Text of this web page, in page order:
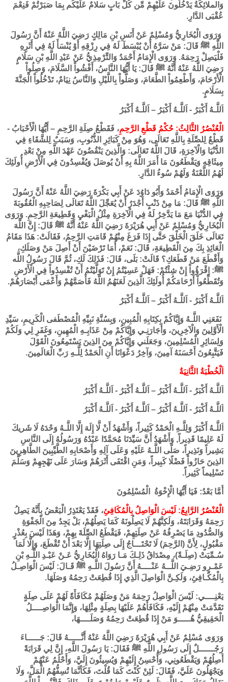
وَالملائِكَةُ يَدْخُلُونَ عَلَيْهِمْ مِّن كُلِّ بَابٍ سَلامٌ عَلَيْكُم بِمَا صَبَرْتُمْ فَنِعْمَ
عُقْبَى الدَّارِ.
وَرَوَى الْبُخَارِيُّ وَمُسْلِمٌ عَنْ أَنَسِ بْنِ مَالِكٍ رَضِيَ اللَّهُ عَنْهُ أَنَّ رَسُولَ
اللَّهِ ﷺ قَالَ: مَنْ سَرَّهُ أَنْ يُبْسَطَ لَهُ فِي رِزْقِهِ أَوْ يُنْسَأَ لَهُ فِي أَثَرِهِ
فَلْيَصِلْ رَحِمَهُ. وَرَوَى الْإِمَامُ أَحْمَدُ وَالتِّرْمِذِيُّ عَنْ عَبْدِ اللَّهِ بْنِ سَلَامٍ
رَضِيَ اللَّهُ عَنْهُ أَنَّهُ ﷺ قَالَ: يَا أَيُّهَا النَّاسُ، أَفْشُواْ السَّلَامَ، وَصِلُواْ
الْأَرْحَامَ، وَأَطْعِمُواْ الطَّعَامَ، وَصَلُّواْ بِاللَّيْلِ وَالنَّاسُ نِيَامٌ، تَدْخُلُواْ الْجَنَّةَ
بِسَلَامٍ.
اَللَّـهُ أَكْبَرُ - اَللَّـهُ أَكْبَرُ – اَللَّـهُ أَكْبَرُ
الْعُنْصُرُ الثَّالِثُ: حُكْمُ قَطْعِ الرَّحِمِ، فَقَطْعُ صِلَةِ الرَّحِمِ – أَيُّهَا الْأَحْبَابُ -
قَطْعٌ لِلصِّلَةِ بِاللَّهِ تَعَالَى، وَهُوَ مِنْ كَبَائِرِ الذُّنُوبِ، وَسَبَبٌ لِلشَّقَاءِ فِي
الدُّنْيَا وَالْآخِرَةِ، قَالَ اللَّهُ تَعَالَى: وَالَّذِينَ يَنْقُضُونَ عَهْدَ اللَّهِ مِنْ بَعْدِ
مِيثَاقِهِ وَيَقْطَعُونَ مَا أَمَرَ اللَّهُ بِهِ أَنْ يُوصَلَ وَيُفْسِدُونَ فِي الْأَرْضِ أُولَئِكَ
لَهُمُ اللَّعْنَةُ وَلَهُمْ سُوءُ الدَّارِ.
وَرَوَى الْإِمَامُ أَحْمَدُ وَأَبُو دَاوُدَ عَنْ أَبِي بَكْرَةَ رَضِيَ اللَّهُ عَنْهُ أَنَّ رَسُولَ
اللَّهِ ﷺ قَالَ: مَا مِنْ ذَنْبٍ أَجْدَرُ أَنْ يُعَجِّلَ اللَّهُ تَعَالَى لِصَاحِبِهِ الْعُقُوبَةَ
فِي الدُّنْيَا مَعَ مَا يَدَّخِرُ لَهُ فِي الْآخِرَةِ مِثْلُ الْبَغْيِ وَقَطِيعَةِ الرَّحِمِ. وَرَوَى
الْبُخَارِيُّ وَمُسْلِمٌ عَنْ أَبِي هُرَيْرَةَ رَضِيَ اللَّهُ عَنْهُ أَنَّهُ ﷺ قَالَ: إِنَّ اللَّهَ
تَعَالَى خَلَقَ الْخَلْقَ حَتَّى إِذَا فَرَغَ مِنْهُمْ قَامَتِ الرَّحِمُ، فَقَالَتْ: هَذَا مَقَامُ
الْعَائِذِ بِكَ مِنَ الْقَطِيعَةِ، قَالَ: نَعَمْ، أَمَا تَرْضَيْنَ أَنْ أَصِلَ مَنْ وَصَلَكِ،
وَأَقْطَعَ مَنْ قَطَعَكِ؟ قَالَتْ: بَلَى، قَالَ: فَذَلِكَ لَكِ، ثُمَّ قَالَ رَسُولُ اللَّه
ﷺ: اِقْرَؤُواْ إِنْ شِئْتُمْ: فَهَلْ عَسِيْتُمُ إِنْ تَوَلَّيْتُمُ أَنْ تُفْسِدُواْ فِي الْأَرْضِ
وَتُقَطِّعُواْ أَرْحَامَكُمْ أُولَئِكَ الَّذِينَ لَعَنَهُمُ اللَّهُ فَأَصَمَّهُمْ وَأَعْمَى أَبْصَارَهُمْ.
اَللَّـهُ أَكْبَرُ - اَللَّـهُ أَكْبَرُ – اَللَّـهُ أَكْبَرُ
نَفَعَنِي اللَّـهُ وَإِيَّاكُمْ بِكِتَابِهِ الْمُبِينِ، وَبِسُنَّةِ نَبِيِّهِ الْمُصْطَفى الْكَرِيمِ، سَيِّدِ
الْأَوَّلِينَ وَالْآخِرِينَ، وَأَجَارَنِـي وَإِيَّاكُمْ مِنْ عَذَابِـهِ الْمُهِينِ، وَغَفَرِ لِي وَلَكُمْ
وَلِسَائِرِ الْمُسْلِمِينَ، وَجَعَلَني وَإِيَّاكُمْ مِنَ الذِينَ يَسْتَمِعُونَ الْقَوْلَ
فَيَتَّبِعُونَ أَحْسَنَهُ آمِينَ، وَآخِرُ دَعْوَانَا أَنِ الْحَمْدُ لِلَّـهِ رَبِّ الْعَالَمِينَ.
اَلْخُطْبَةُ الثَّانِيَةُ
اَللَّـهُ أَكْبَرُ - اَللَّـهُ أَكْبَرُ – اَللَّـهُ أَكْبَرُ - اَللَّـهُ أَكْبَرُ
اَللَّـهُ أَكْبَرُ - اَللَّـهُ أَكْبَرُ – اَللَّـهُ أَكْبَرُ - اَللَّـهُ أَكْبَرُ
اَللَّـهُ أَكْبَرُ وَلِلَّـهِ الْحَمْدُ كَثِيراً، وَأَشْهَدُ أَنْ لَّا إِلَهَ إِلَّا اللَّـهُ وَحْدَهُ لَا شَريكَ
لَهُ عَلِيمًا قَدِيراً, وَأَشْهَدُ أَنَّ سَيِّدَنَا مُحَمَّدًا عَبْدُهُ وَرَسُولُهُ إِلَى النَّاسِ
بَشِيراً وَنَذِيراً، صَلَّى اللَّـهُ عَلَيْهِ وَعَلَى آلِهِ وَأَصْحَابِهِ الطَّيِّبِينَ الطَّاهِرِينَ
الذِينَ حَازُواْ فَضْلًا كَبِيراً، وَمَنِ اقْتَفَى أَثَرَهُمْ وَسَارَ عَلَى نَهْجِهِمْ وَسَلَّمَ
تَسْلِيماً كَثِيراً.
أَمَّا بَعْدُ: فَيَا أَيُّهَا الْإِخْوَةُ الْمُسْلِمُونَ
الْعُنْصُرُ الرَّابِعُ: لَيْسَ الْوَاصِلُ بِالْمُكَافِئِ، فَقَدْ يَعْتَذِرُ الْبَعْضُ بِأَنَّهُ يَصِلُ
رَحِمَهُ وَقَرَابَتَهُ، وَلَكِنَّهُمْ لَا يَصِلُونَهُ كَمَا يَصِلُهُمْ، بَلْ يَجِدُ مِنَ الْجَفْوَةِ
وَالصُّدُودِ مَا يَصْرِفُهُ عَنْ صِلَتِهِمْ، فَيَقْطَعُ الصِّلَةَ بِهِمْ، وَهَذَا لَيْسَ بِعُذْرٍ
مَقْبُولٍ، لِأَنَّ (الرَّحِمَ) لَا تَحْتَـــاجُ إِلَى صِلَتِهَا إِلَّا بَعْدَ أَنْ تُقْطَعَ، وَإِلَّا لَمَا
سُـمِّيَتْ (صِلَـةً)، مِصْدَاقُ ذَلِـكَ مَـا رَوَاهُ الْبُخَارِيُّ عَـنْ عَبْـدِ اللَّـهِ بْنِ
عَمْـرٍو رَضِـيَ اللَّــهُ عَنْــــهُ أَنَّ رَسُولَ اللَّـهِ ﷺ قَـالَ: لَيْسَ الْوَاصِـلُ
بِالْمُكَـافِئِ، وَلَكِـنَّ الْوَاصِلَ الَّذِي إِذَا قُطِعَتْ رَحِمُهُ وَصَلَهَا.
يَعْنِــــي: لَيْسَ الْوَاصِلُ رَحِمَهُ مَنْ وَصَلَهُمْ مُكَافَأَةً لَهُمْ عَلَى صِلَةٍ
تَقَدَّمَتْ مِنْهُمْ إِلَيْهِ، فَكَافَأَهُمْ عَلَيْهَا بِصِلَةٍ مِثْلِهَا، وَإِنَّمَا الْوَاصِــــلُ
الْحَقِيقِيُّ هُـــــوَ مَنْ إِذَا قُطِعَتْ رَحِمُهُ وَصَلَــــهَا،
وَرَوَى مُسْلِمٌ عَنْ أَبِي هُرَيْرَةَ رَضِيَ اللَّهُ عَنْهُ أَنَّـــــهُ قَالَ: جَـــــاءَ
رَجُــــــلٌ إِلَى رَسُولِ اللَّهِ ﷺ فَقَالَ: يَا رَسُولَ اللَّهِ، إِنَّ لِي قَرَابَةً
أَصِلُهُمْ وَيَقْطَعُونِي، وَأُحْسِنُ إِلَيْهِمْ وَيُسِيئُونَ إِلَيَّ، وَأَحْلُمُ عَنْهُمْ
وَيَجْهَلُونَ عَلَيَّ، فَقَالَ: لَئِنْ كُنْتَ كَمَا قُلْتَ، فَكَأنَّمَا تُسِفُّهُمُ الْمَلَّ، وَلَا